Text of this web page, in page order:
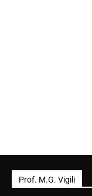
Prof. M.G. Vigili